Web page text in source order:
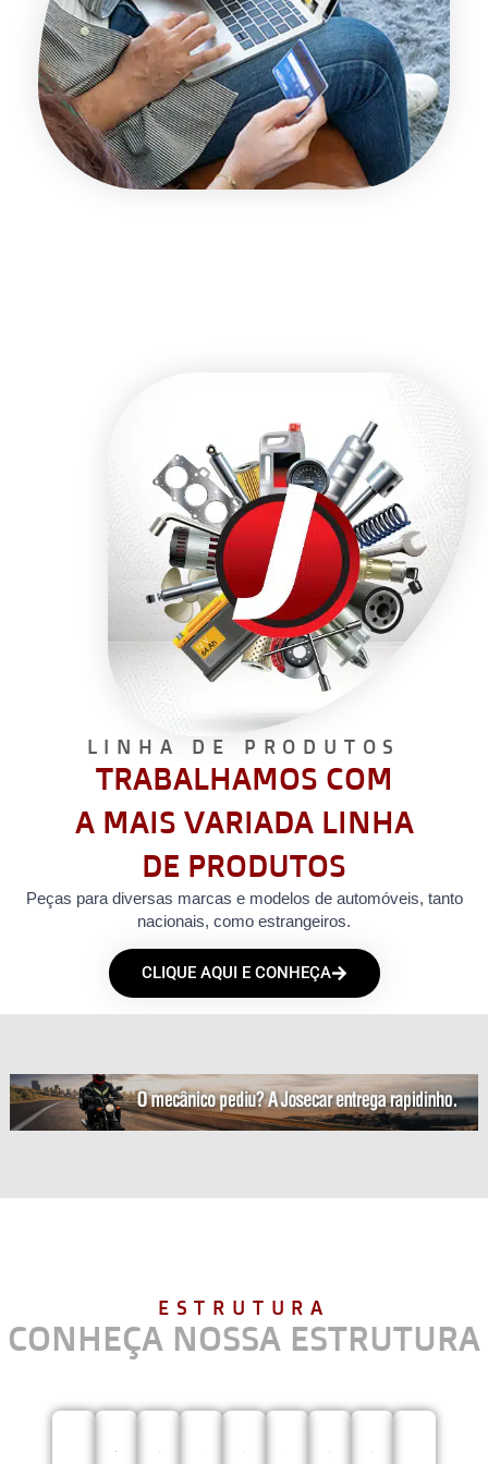
LINHA DE PRODUTOS
TRABALHAMOS COM
A MAIS VARIADA LINHA
DE PRODUTOS
Peças para diversas marcas e modelos de automóveis, tanto
nacionais, como estrangeiros.
CLIQUE AQUI E CONHEÇA
ESTRUTURA
CONHEÇA NOSSA ESTRUTURA